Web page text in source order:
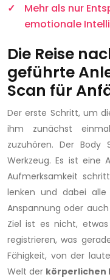
Mehr als nur
emotionale
Die Reise
geführte
Scan für
Der erste Schritt, um
ihm zunächst
zuzuhören. Der
Werkzeug. Es ist eine
Aufmerksamkeit
lenken und dabei alle
Anspannung oder
Ziel ist es nicht,
registrieren, was
Fähigkeit, von der
Welt der körperlichen